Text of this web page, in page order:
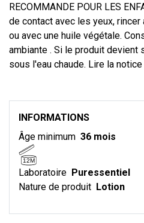
RECOMMANDE POUR LES
de contact avec les yeux,
ou avec une huile végétale.
ambiante . Si le produit devient
sous l'eau chaude. Lire la
INFORMATIONS
Âge minimum 36 mois
12M
Laboratoire Puressentiel
Nature de produit Lotion